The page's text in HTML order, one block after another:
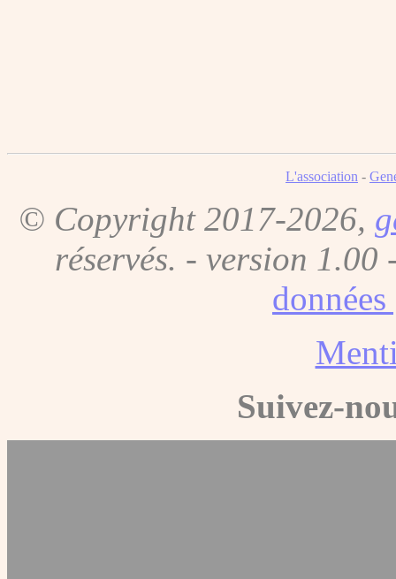
L'association -
© Copyright 2017-2026,
réservés. - version 1.00
Suivez-